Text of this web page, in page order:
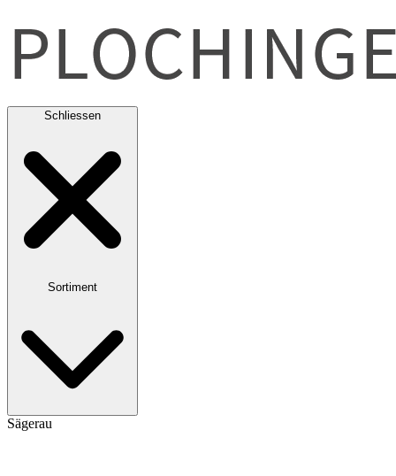
Schliessen
Sortiment
Sägerau